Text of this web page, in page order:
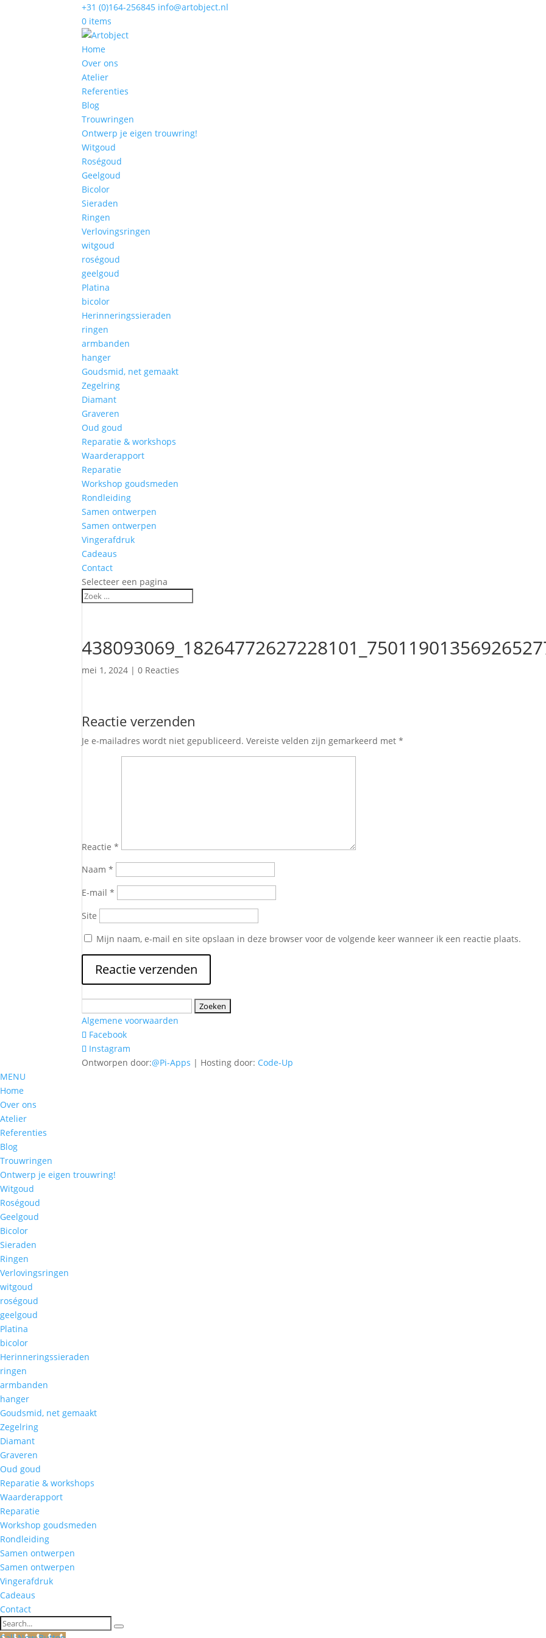
+31 (0)164-256845 info@artobject.nl
0 items
Home
Over ons
Atelier
Referenties
Blog
Trouwringen
Ontwerp je eigen trouwring!
Witgoud
Roségoud
Geelgoud
Bicolor
Sieraden
Ringen
Verlovingsringen
witgoud
roségoud
geelgoud
Platina
bicolor
Herinneringssieraden
ringen
armbanden
hanger
Goudsmid, net gemaakt
Zegelring
Diamant
Graveren
Oud goud
Reparatie & workshops
Waarderapport
Reparatie
Workshop goudsmeden
Rondleiding
Samen ontwerpen
Samen ontwerpen
Vingerafdruk
Cadeaus
Contact
Selecteer een pagina
mei 1, 2024 |0 Reacties
Reactie verzenden
Je e-mailadres wordt niet gepubliceerd. Vereiste velden zijn gemarkeerd met*
Reactie*
Naam*
E-mail*
Site
Mijn naam, e-mail en site opslaan in deze browser voor de volgende keer wanneer ik een reactie plaats.
naar:
Algemene voorwaarden
Facebook
Instagram
Ontworpen door:@Pi-Apps | Hosting door: Code-Up
MENU
Home
Over ons
Atelier
Referenties
Blog
Trouwringen
Ontwerp je eigen trouwring!
Witgoud
Roségoud
Geelgoud
Bicolor
Sieraden
Ringen
Verlovingsringen
witgoud
roségoud
geelgoud
Platina
bicolor
Herinneringssieraden
ringen
armbanden
hanger
Goudsmid, net gemaakt
Zegelring
Diamant
Graveren
Oud goud
Reparatie & workshops
Waarderapport
Reparatie
Workshop goudsmeden
Rondleiding
Samen ontwerpen
Samen ontwerpen
Vingerafdruk
Cadeaus
Contact
Search